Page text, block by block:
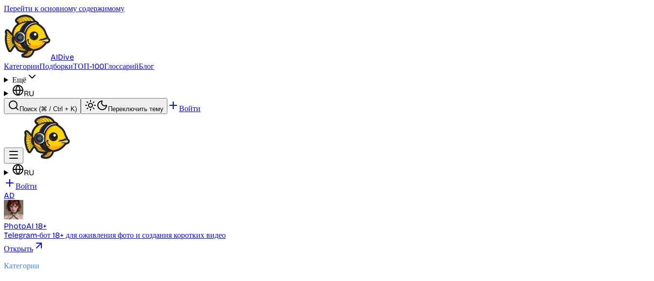
Перейти к основному содержимому
AIDive
КатегорииПодборкиТОП-100ГлоссарийБлог
Ещё
RU
Поиск (⌘ / Ctrl + K) Переключить тему Войти
RU
Войти
AD
PhotoAI 18+
Telegram-бот 18+ для оживления фото и создания коротких видео
Открыть
Категории